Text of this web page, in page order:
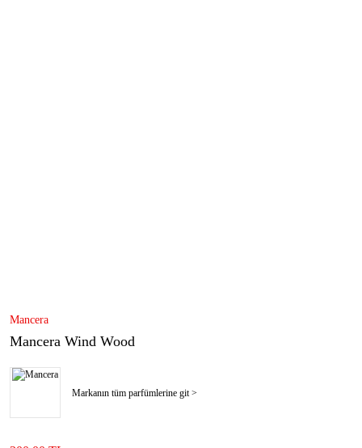
Mancera
Mancera Wind Wood
Markanın tüm parfümlerine git >